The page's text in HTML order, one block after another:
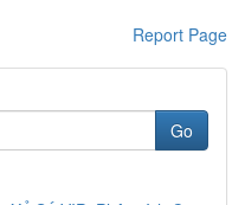
Report Page
Go